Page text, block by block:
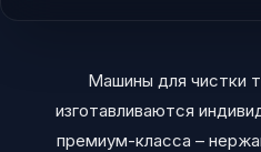
Машины для чистки
изготавливаются
премиум-класса –